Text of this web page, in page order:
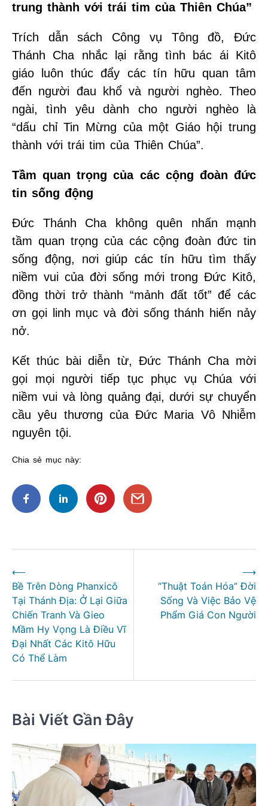
trung thành với trái tim của Thiên Chúa”
Trích dẫn sách Công vụ Tông đồ, Đức
Thánh Cha nhắc lại rằng tình bác ái Kitô
giáo luôn thúc đẩy các tín hữu quan tâm
đến người đau khổ và người nghèo. Theo
ngài, tình yêu dành cho người nghèo là
“dấu chỉ Tin Mừng của một Giáo hội trung
thành với trái tim của Thiên Chúa”.
Tầm quan trọng của các cộng đoàn đức
tin sống động
Đức Thánh Cha không quên nhấn mạnh
tầm quan trọng của các cộng đoàn đức tin
sống động, nơi giúp các tín hữu tìm thấy
niềm vui của đời sống mới trong Đức Kitô,
đồng thời trở thành “mảnh đất tốt” để các
ơn gọi linh mục và đời sống thánh hiến nảy
nở.
Kết thúc bài diễn từ, Đức Thánh Cha mời
gọi mọi người tiếp tục phục vụ Chúa với
niềm vui và lòng quảng đại, dưới sự chuyển
cầu yêu thương của Đức Maria Vô Nhiễm
nguyên tội.
Chia sẻ mục này:
hướng
bài
viết
⟵
Bề Trên Dòng Phanxicô
Tại Thánh Địa: Ở Lại Giữa
Chiến Tranh Và Gieo
Mầm Hy Vọng Là Điều Vĩ
Đại Nhất Các Kitô Hữu
Có Thể Làm
“Thuật Toán Hóa” Đời
Sống Và Việc Bảo Vệ
Phẩm Giá Con Người
⟶
Bài Viết Gần Đây